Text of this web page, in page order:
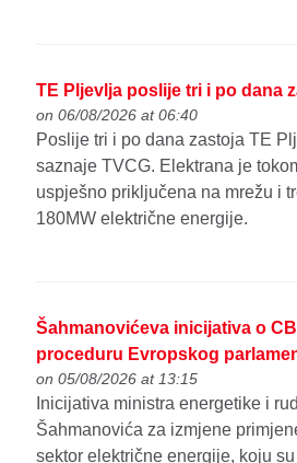
TE Pljevlja poslije tri i po dana
on 06/08/2026 at 06:40
Poslije tri i po dana zastoja TE
saznaje TVCG. Elektrana je
uspješno priključena na mrežu i
180MW električne energije.
Šahmanovićeva inicijativa o
proceduru Evropskog
on 05/08/2026 at 13:15
Inicijativa ministra energetike i
Šahmanovića za izmjene
sektor električne energije, koju